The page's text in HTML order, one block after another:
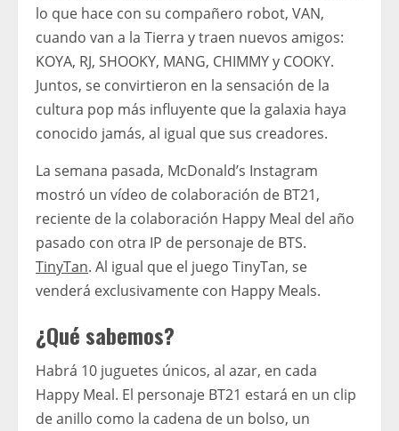
lo que hace con su compañero robot, VAN,
cuando van a la Tierra y traen nuevos amigos:
KOYA, RJ, SHOOKY, MANG, CHIMMY y COOKY.
Juntos, se convirtieron en la sensación de la
cultura pop más influyente que la galaxia haya
conocido jamás, al igual que sus creadores.
La semana pasada, McDonald’s Instagram
mostró un vídeo de colaboración de BT21,
reciente de la colaboración Happy Meal del año
pasado con otra IP de personaje de BTS.
TinyTan. Al igual que el juego TinyTan, se
venderá exclusivamente con Happy Meals.
¿Qué sabemos?
Habrá 10 juguetes únicos, al azar, en cada
Happy Meal. El personaje BT21 estará en un clip
de anillo como la cadena de un bolso, un